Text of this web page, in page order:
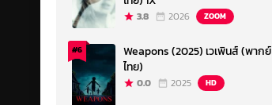
3.8 2026 ZOOM
#6
Weapons (2025) เวเพินส์ (พากย์
ไทย)
0.0 2025 HD